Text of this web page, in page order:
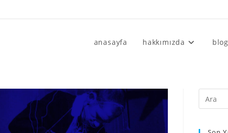
anasayfa hakkımızda blog